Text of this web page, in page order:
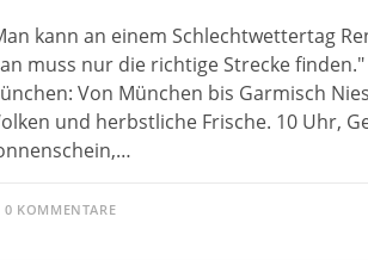
kann an einem Schlechtwettertag
muss nur die richtige Strecke
Von München bis Garmisch
und herbstliche Frische. 10 Uhr,
0 KOMMENTARE